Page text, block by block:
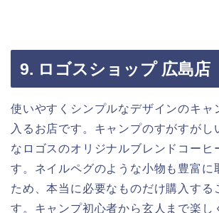
9. ロゴスショップ 広島店
使いやすくシンプルなデザインのキャ
入るお店です。キャンプのすがすがし
なロゴスのオリジナルブレンドコーヒ
す。ネイルペグのような小物も豊富に
ため、本当に必要なものだけ購入する
す。キャンプ初心者から玄人まで楽し